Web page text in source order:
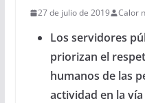
27 de julio de 2019 Calor
Los servidores
priorizan el
humanos de las
actividad en la